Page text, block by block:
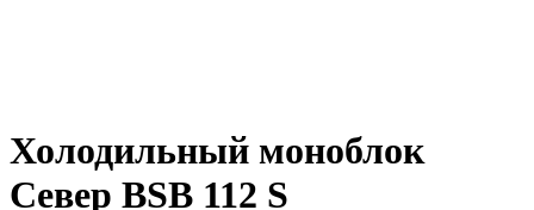
Холодильный моноблок
Север BSB 112 S